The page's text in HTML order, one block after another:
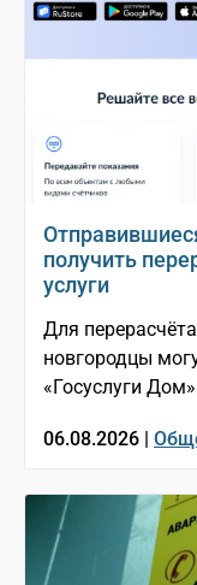
получить
услуги
Для
новгородцы
«Госуслуги Дом»
06.08.2026 |